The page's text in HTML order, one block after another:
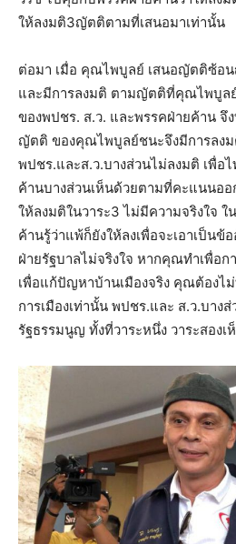
ให้ลงมติ3ญัตติตามที่เสนอมาเท่านั้น
ต่อมา เมื่อ คุณไพบูลย์ เสนอญัตติซ้
และมีการลงมติ ตามญัตติที่คุณไพบูล
ของพปชร. ส.ว. และพรรคฝ่ายค้าน จึ
ญัตติ ของคุณไพบูลย์ชนะจึงมีการลงม
พปชร.และส.ว.บางส่วนไม่ลงมติ เพื่อ
ค้านบางส่วนเห็นด้วยตามที่คะแนนอ
ให้ลงมติในวาระ3 ไม่มีความจริงใจ
ค้านรู้ว่าแพ้ก็ยังให้ลงเพื่อจะเอาเป็นข้
ฝ่ายรัฐบาลไม่จริงใจ หากคุณทำเพื่อ
เพื่อแก้ปัญหาบ้านเมืองจริง คุณต้องไม่
การเมืองเท่านั้น พปชร.และ ส.ว.บาง
รัฐธรรมนูญ ทั้งที่วาระหนึ่ง วาระสองเ